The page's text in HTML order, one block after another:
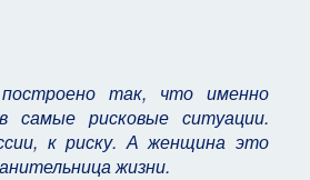
построено так, что именно
самые рисковые ситуации.
к риску. А женщина это
жизни.